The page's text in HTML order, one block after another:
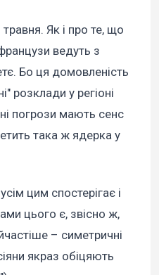
Як і про те, що
ведуть з
Бо ця домовленість
розклади у регіоні
погрози мають сенс
така ж ядерка у
цим спостерігає і
цього є, звісно ж,
– симетричні
якраз обіцяють